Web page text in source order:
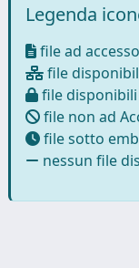
Legenda
file ad
file
file
file non ad
file sotto
nessun file